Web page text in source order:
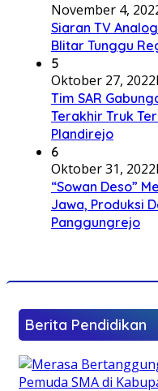
November 4,
Siaran TV
Blitar Tunggu
5
Oktober 27, 2022
Tim SAR
Terakhir Truk
Plandirejo
6
Oktober 31, 2022
“Sowan Deso”
Jawa, Produksi
Panggungrejo
Berita Pendidikan